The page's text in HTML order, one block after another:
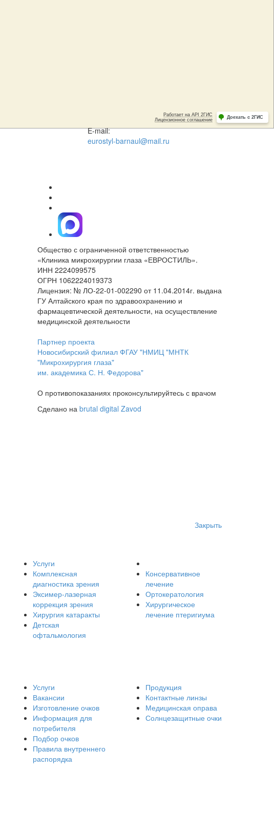
E-mail:
eurostyl-barnaul@mail.ru
Общество с ограниченной ответственностью
«Клиника микрохирургии глаза «ЕВРОСТИЛЬ».
ИНН 2224099575
ОГРН 1062224019373
Лицензия: № ЛО-22-01-002290 от 11.04.2014г. выдана
ГУ Алтайского края по здравоохранению и
фармацевтической деятельности, на осуществление
медицинской деятельности
Партнер проекта
Новосибирский филиал ФГАУ "НМИЦ "МНТК
"Микрохирургия глаза"
им. академика С. Н. Федорова"
О противопоказаниях проконсультируйтесь с врачом
Сделано на brutal digital Zavod
Закрыть
Услуги
Комплексная
диагностика зрения
Эксимер-лазерная
коррекция зрения
Хирургия катаракты
Детская
офтальмология
Консервативное
лечение
Ортокератология
Хирургическое
лечение птеригиума
Услуги
Вакансии
Изготовление очков
Информация для
потребителя
Подбор очков
Правила внутреннего
распорядка
Продукция
Контактные линзы
Медицинская оправа
Солнцезащитные очки